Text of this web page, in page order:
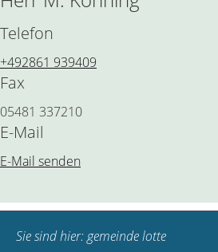
Telefon
+492861 939409
Fax
05481 337210
E-Mail
E-Mail senden
Sie sind hier:gemeinde lotte